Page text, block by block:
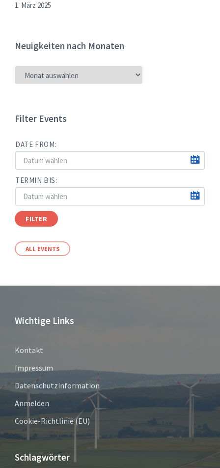
1. März 2025
Neuigkeiten nach Monaten
NEUIGKEITEN
NACH
Filter Events
DATE FROM:
TERMIN BIS:
FILTER
ALL EVENTS
Wichtige Links
Kontakt
Impressum
Datenschutzinformation
Anmelden
Cookie-Richtlinie (EU)
Schlagwörter